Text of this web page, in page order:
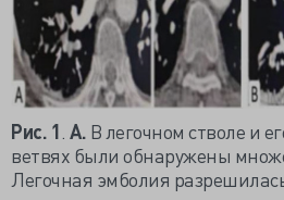
Рис. 1 А. В легочном стволе и
ветвях были обнаружены
Легочная эмболия